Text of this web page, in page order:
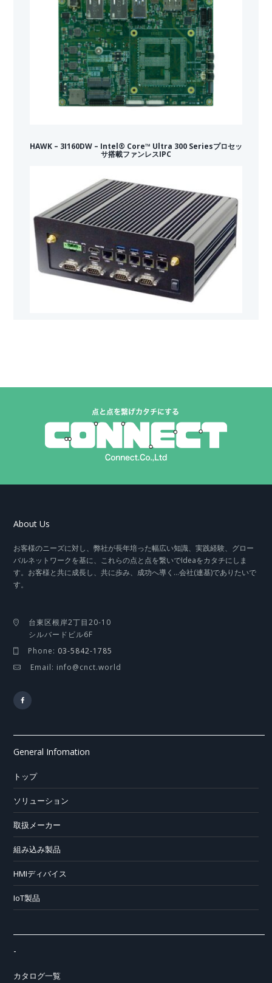
HAWK – 3I160DW – Intel® Core™ Ultra 300 Seriesプロセッ
サ搭載ファンレスIPC
About Us
お客様のニーズに対し、弊社が長年培った幅広い知識、実践経験、グロー
バルネットワークを基に、これらの点と点を繋いでIdeaをカタチにしま
す。お客様と共に成長し、共に歩み、成功へ導く…会社(連基)でありたいで
す。
台東区根岸2丁目20-10
シルバードビル6F
Phone: 03-5842-1785
Email: info@cnct.world
General Infomation
トップ
ソリューション
取扱メーカー
組み込み製品
HMIディバイス
IoT製品
-
カタログ一覧